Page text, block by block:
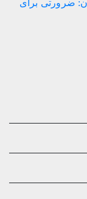
ضرورتی برای